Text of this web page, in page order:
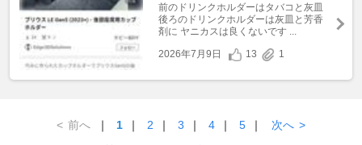
前のドリンクホルダーはタバコと灰皿
後ろのドリンクホルダーは灰皿と芳香
剤に ヤニカスは良くないです ...
2026年7月9日
13 1
< 前へ ｜ 1 ｜ 2 ｜ 3 ｜ 4 ｜ 5 ｜ 次へ >